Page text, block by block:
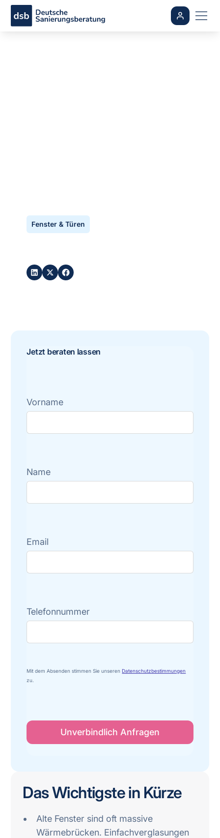
Fenster & Türen
Jetzt beraten lassen
Vorname
Name
Email
Telefonnummer
Mit dem Absenden stimmen Sie unserenDatenschutzbestimmungen
zu.
Das Wichtigste in Kürze
Alte Fenster sind oft massive
Wärmebrücken. Einfachverglasungen